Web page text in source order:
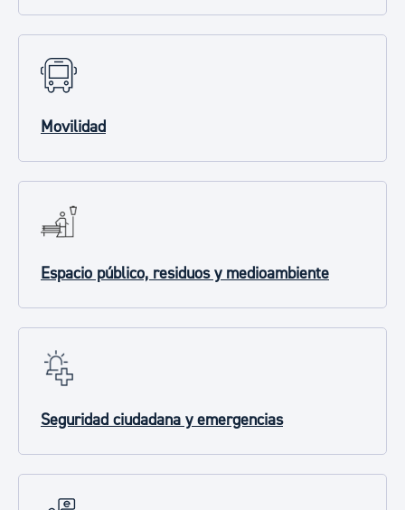
Movilidad
Espacio público, residuos y medioambiente
Seguridad ciudadana y emergencias